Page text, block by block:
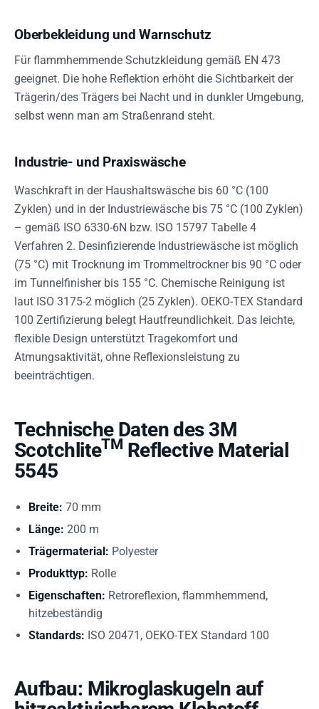
Oberbekleidung und Warnschutz
Für flammhemmende Schutzkleidung gemäß EN 473
geeignet. Die hohe Reflektion erhöht die Sichtbarkeit der
Trägerin/des Trägers bei Nacht und in dunkler Umgebung,
selbst wenn man am Straßenrand steht.
Industrie- und Praxiswäsche
Waschkraft in der Haushaltswäsche bis 60 °C (100
Zyklen) und in der Industriewäsche bis 75 °C (100 Zyklen)
– gemäß ISO 6330-6N bzw. ISO 15797 Tabelle 4
Verfahren 2. Desinfizierende Industriewäsche ist möglich
(75 °C) mit Trocknung im Trommeltrockner bis 90 °C oder
im Tunnelfinisher bis 155 °C. Chemische Reinigung ist
laut ISO 3175-2 möglich (25 Zyklen). OEKO-TEX Standard
100 Zertifizierung belegt Hautfreundlichkeit. Das leichte,
flexible Design unterstützt Tragekomfort und
Atmungsaktivität, ohne Reflexionsleistung zu
beeinträchtigen.
Technische Daten des 3M
ScotchliteTM Reflective Material
5545
Breite: 70 mm
Länge: 200 m
Trägermaterial: Polyester
Produkttyp: Rolle
Eigenschaften: Retroreflexion, flammhemmend,
hitzebeständig
Standards: ISO 20471, OEKO-TEX Standard 100
Aufbau: Mikroglaskugeln auf